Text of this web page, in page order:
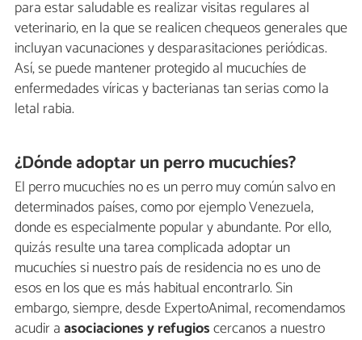
para estar saludable es realizar visitas regulares al
veterinario, en la que se realicen chequeos generales que
incluyan vacunaciones y desparasitaciones periódicas.
Así, se puede mantener protegido al mucuchíes de
enfermedades víricas y bacterianas tan serias como la
letal rabia.
¿Dónde adoptar un perro mucuchíes?
El perro mucuchíes no es un perro muy común salvo en
determinados países, como por ejemplo Venezuela,
donde es especialmente popular y abundante. Por ello,
quizás resulte una tarea complicada adoptar un
mucuchíes si nuestro país de residencia no es uno de
esos en los que es más habitual encontrarlo. Sin
embargo, siempre, desde ExpertoAnimal, recomendamos
acudir aasociaciones y refugioscercanos a nuestro